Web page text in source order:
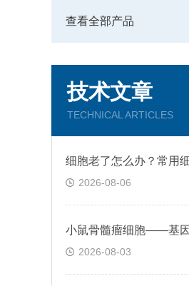
查看全部产品
技术文章
TECHNICAL ARTICLES
2026-08-06
2026-08-03